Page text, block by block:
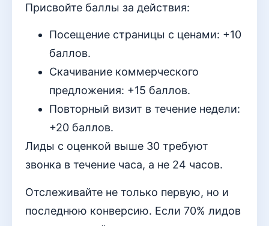
Присвойте баллы за действия:
Посещение страницы с ценами: +10
баллов.
Скачивание коммерческого
предложения: +15 баллов.
Повторный визит в течение недели:
+20 баллов.
Лиды с оценкой выше 30 требуют
звонка в течение часа, а не 24 часов.
Отслеживайте не только первую, но и
последнюю конверсию. Если 70% лидов